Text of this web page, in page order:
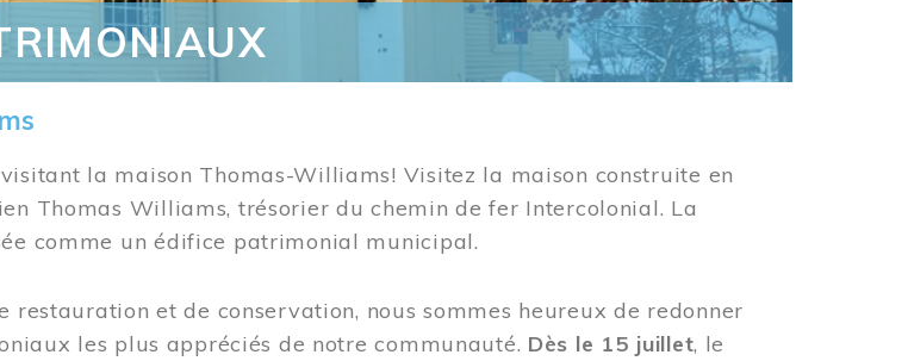
la maison Thomas-Williams! Visitez la maison construite en
Thomas Williams, trésorier du chemin de fer Intercolonial. La
comme un édifice patrimonial municipal.
et de conservation, nous sommes heureux de redonner
les plus appréciés de notre communauté. Dès le 15 juillet, le